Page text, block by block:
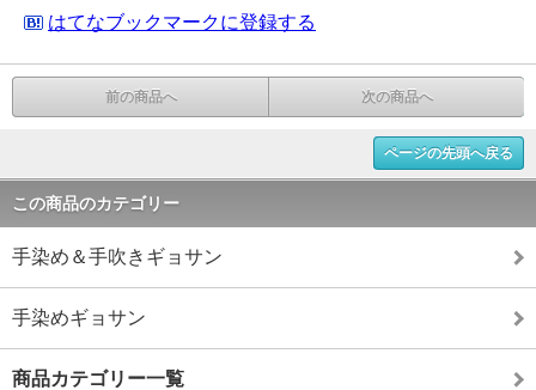
はてなブックマークに登録する
前の商品へ 次の商品へ
ページの先頭へ戻る
この商品のカテゴリー
手染め＆手吹きギョサン
手染めギョサン
商品カテゴリー一覧